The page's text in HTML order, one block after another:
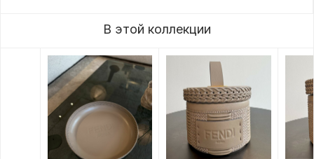
В этой коллекции